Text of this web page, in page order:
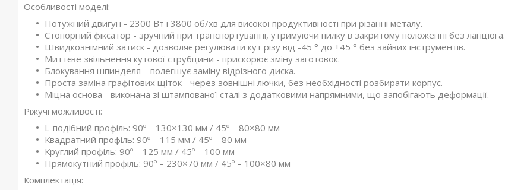
Особливості моделі:
Потужний двигун - 2300 Вт і 3800 об/хв для високої продуктивності при різанні металу.
Стопорний фіксатор - зручний при транспортуванні, утримуючи пилку в закритому положенні без ланцюга.
Швидкознімний затиск - дозволяє регулювати кут різу від -45 ° до +45 ° без зайвих інструментів.
Миттєве звільнення кутової струбцини - прискорює зміну заготовок.
Блокування шпинделя – полегшує заміну відрізного диска.
Проста заміна графітових щіток - через зовнішні лючки, без необхідності розбирати корпус.
Міцна основа - виконана зі штампованої сталі з додатковими напрямними, що запобігають деформації.
Ріжучі можливості:
L-подібний профіль: 90º – 130×130 мм / 45º – 80×80 мм
Квадратний профіль: 90º – 115 мм / 45º – 80 мм
Круглий профіль: 90º – 125 мм / 45º – 100 мм
Прямокутний профіль: 90º – 230×70 мм / 45º – 100×80 мм
Комплектація: